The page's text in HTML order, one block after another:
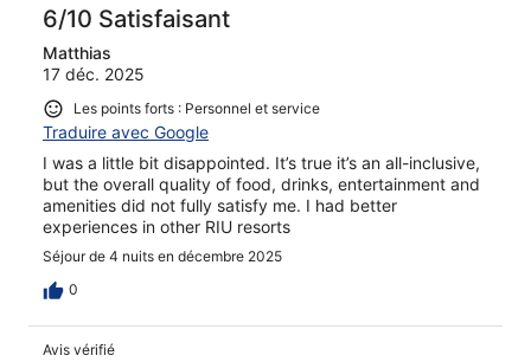
6/10 Satisfaisant
Matthias
17 déc. 2025
Les points forts : Personnel et service
Traduire avec Google
I was a little bit disappointed. It’s true it’s an all-inclusive,
but the overall quality of food, drinks, entertainment and
amenities did not fully satisfy me. I had better
experiences in other RIU resorts
Séjour de 4 nuits en décembre 2025
0
Avis vérifié